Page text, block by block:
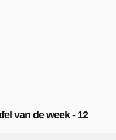
van de week - 12